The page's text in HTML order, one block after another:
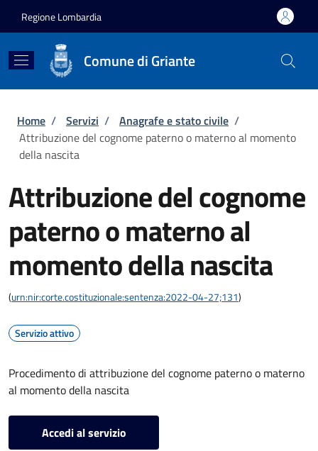
Regione Lombardia
Comune di Griante
Briciole di pane
Home / Servizi / Anagrafe e stato civile /
Attribuzione del cognome paterno o materno al momento
della nascita
Attribuzione del cognome
paterno o materno al
momento della nascita
(urn:nir:corte.costituzionale:sentenza:2022-04-27;131)
Servizio attivo
Procedimento di attribuzione del cognome paterno o materno
al momento della nascita
Accedi al servizio